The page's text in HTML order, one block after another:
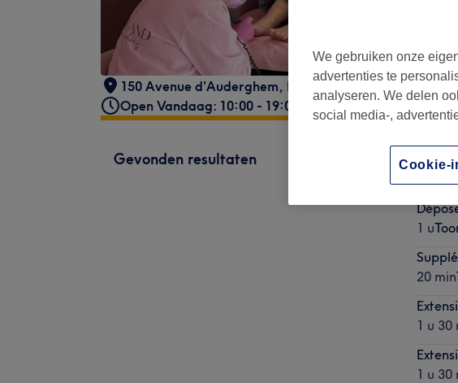
150 Avenue d'Auderghem, Etterbeek, 1040
Open Vandaag: 10:00 - 19:00
Gevonden resultaten
1 u
20 min
1 u 30
1 u 30
We gebruiken onze
advertenties te
analyseren. We delen
social media-,
Cookie-